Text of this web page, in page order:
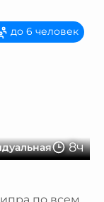
8ч
до 6 человек